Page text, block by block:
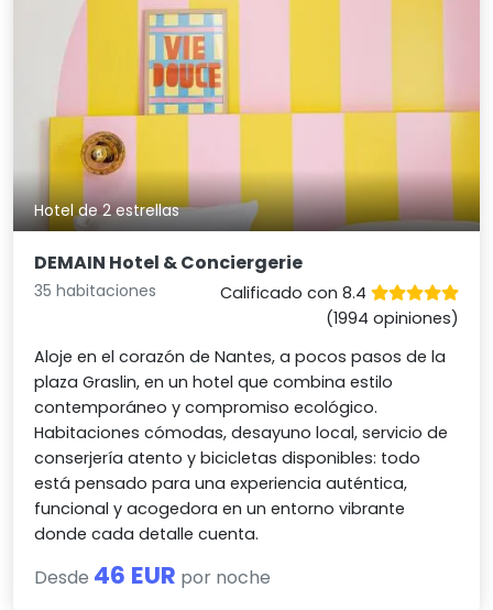
Hotel de 2 estrellas
DEMAIN Hotel & Conciergerie
35 habitaciones
Calificado con 8.4
(1994 opiniones)
Aloje en el corazón de Nantes, a pocos pasos de la
plaza Graslin, en un hotel que combina estilo
contemporáneo y compromiso ecológico.
Habitaciones cómodas, desayuno local, servicio de
conserjería atento y bicicletas disponibles: todo
está pensado para una experiencia auténtica,
funcional y acogedora en un entorno vibrante
donde cada detalle cuenta.
Desde 46 EUR por noche